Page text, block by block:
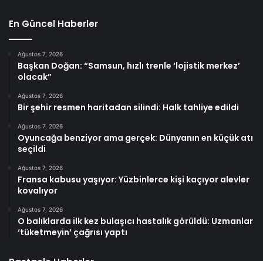
En Güncel Haberler
Ağustos 7, 2026
Başkan Doğan: “Samsun, hızlı trenle ‘lojistik merkez’
olacak”
Ağustos 7, 2026
Bir şehir resmen haritadan silindi: Halk tahliye edildi
Ağustos 7, 2026
Oyuncağa benziyor ama gerçek: Dünyanın en küçük atı
seçildi
Ağustos 7, 2026
Fransa kabusu yaşıyor: Yüzbinlerce kişi kaçıyor alevler
kovalıyor
Ağustos 7, 2026
O balıklarda ilk kez bulaşıcı hastalık görüldü: Uzmanlar
‘tüketmeyin’ çağrısı yaptı